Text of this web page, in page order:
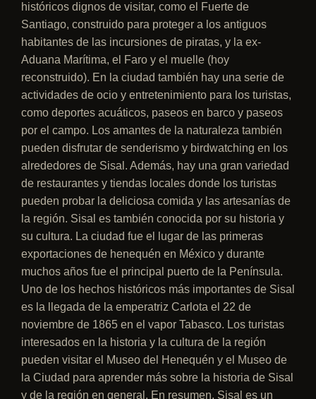
históricos dignos de visitar, como el Fuerte de
Santiago, construido para proteger a los antiguos
habitantes de las incursiones de piratas, y la ex-
Aduana Marítima, el Faro y el muelle (hoy
reconstruido). En la ciudad también hay una serie de
actividades de ocio y entretenimiento para los turistas,
como deportes acuáticos, paseos en barco y paseos
por el campo. Los amantes de la naturaleza también
pueden disfrutar de senderismo y birdwatching en los
alrededores de Sisal. Además, hay una gran variedad
de restaurantes y tiendas locales donde los turistas
pueden probar la deliciosa comida y las artesanías de
la región. Sisal es también conocida por su historia y
su cultura. La ciudad fue el lugar de las primeras
exportaciones de henequén en México y durante
muchos años fue el principal puerto de la Península.
Uno de los hechos históricos más importantes de Sisal
es la llegada de la emperatriz Carlota el 22 de
noviembre de 1865 en el vapor Tabasco. Los turistas
interesados en la historia y la cultura de la región
pueden visitar el Museo del Henequén y el Museo de
la Ciudad para aprender más sobre la historia de Sisal
y de la región en general. En resumen, Sisal es un